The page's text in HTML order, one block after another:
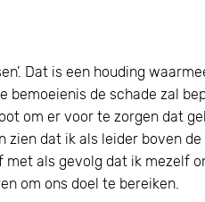
Dat is een houding
bemoeienis de schade zal
om er voor te zorgen dat
zien dat ik als leider boven
als gevolg dat ik mezelf
om ons doel te bereiken.